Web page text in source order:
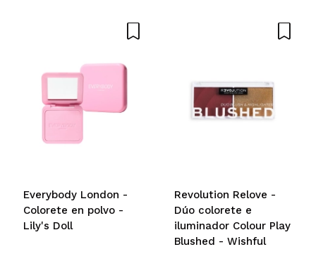
Everybody London -
Colorete en polvo -
Lily's Doll
Revolution Relove -
Dúo colorete e
iluminador Colour Play
Blushed - Wishful